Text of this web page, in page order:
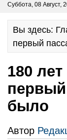
Суббота, 08 Август,
Вы здесь:
первый
180
первый
было
Автор